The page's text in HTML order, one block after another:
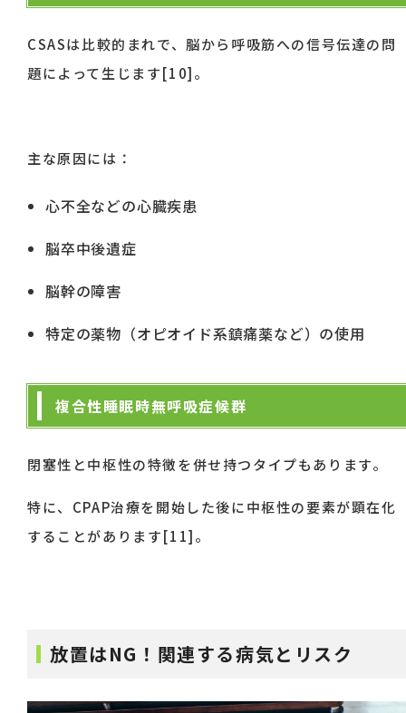
CSASは比較的まれで、脳から呼吸筋への信号伝達の問
題によって生じます[10]。
主な原因には：
心不全などの心臓疾患
脳卒中後遺症
脳幹の障害
特定の薬物（オピオイド系鎮痛薬など）の使用
複合性睡眠時無呼吸症候群
閉塞性と中枢性の特徴を併せ持つタイプもあります。
特に、CPAP治療を開始した後に中枢性の要素が顕在化
することがあります[11]。
放置はNG！関連する病気とリスク